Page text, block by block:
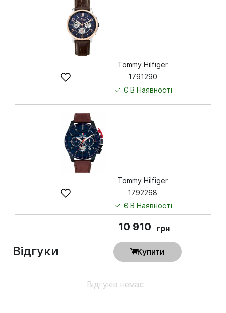
Tommy Hilfiger
1791290
Є В Наявності
Tommy Hilfiger
1792268
Є В Наявності
10 910 грн
Купити
Відгуки
Відгуків немає